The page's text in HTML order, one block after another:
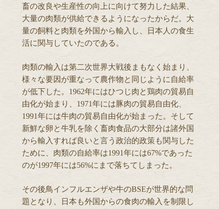
畜の改良や生産性の向上に向けて努力した結果、
大量の肉類が供給できるようになったからだ。大
量の飼料と肉類を外国から輸入し、日本人の食生
活に関与していたのである。
肉類の輸入は第二次世界大戦後まもなく始まり、
様々な要因が重なって農作物と同じように自給率
が低下した。1962年にはひつじ肉と鶏肉の貿易自
由化が始まり、1971年には豚肉の貿易自由化、
1991年には牛肉の貿易自由化が始まった。そして
新鮮な卵と牛乳を除く畜肉食品の大部分は諸外国
から輸入すれば良いと言う政治的政策も関与した
ために、肉類の自給率は1991年には67%であった
のが1997年には56%にまで落ちてしまった。
その後鳥インフルエンザや牛のBSEが世界的な問
題となり、日本も外国からの食肉の輸入を制限し